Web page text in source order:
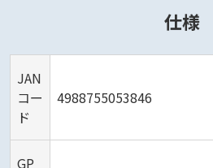
仕様
JAN
コー
ド
4988755053846
GP